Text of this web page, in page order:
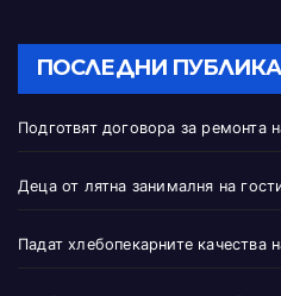
ПОСЛЕДНИ
Подготвят договора за ремонта
Деца от лятна занималня на
Падат хлебопекарните качества